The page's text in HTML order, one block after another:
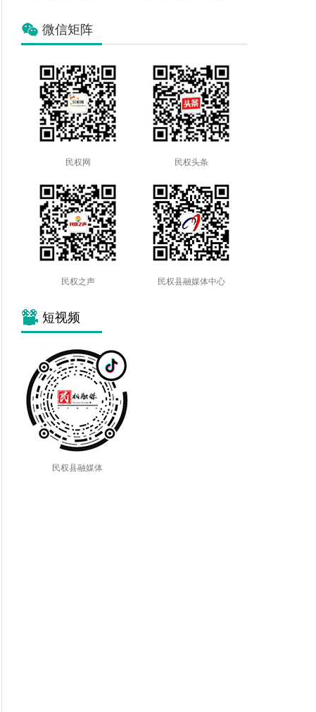
微信矩阵
民权网 民权头条
民权之声 民权县融媒体中心
短视频
民权县融媒体